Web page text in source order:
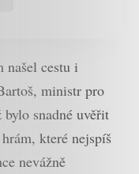
našel cestu i
ministr pro
snadné uvěřit
které nejspíš
nevážně